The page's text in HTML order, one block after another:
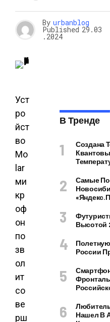
By urbanblog
Published 29.03
.2024
Уст
ро
йст
во
Mo
lar
ми
кр
оф
он
по
зв
ол
ит
со
ве
рш
В Тренде
Создана
Самые
Высотой
России
Смартфон
Нашел В